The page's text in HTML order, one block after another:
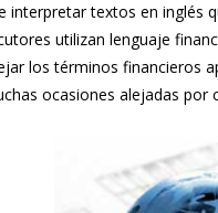
interpretar textos en inglés
utilizan lenguaje
los términos financieros
ocasiones alejadas por